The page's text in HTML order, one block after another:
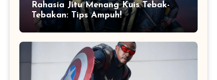
Rahasia Jitu Menang Kuis Tebak-
Tebakan: Tips Ampuh!